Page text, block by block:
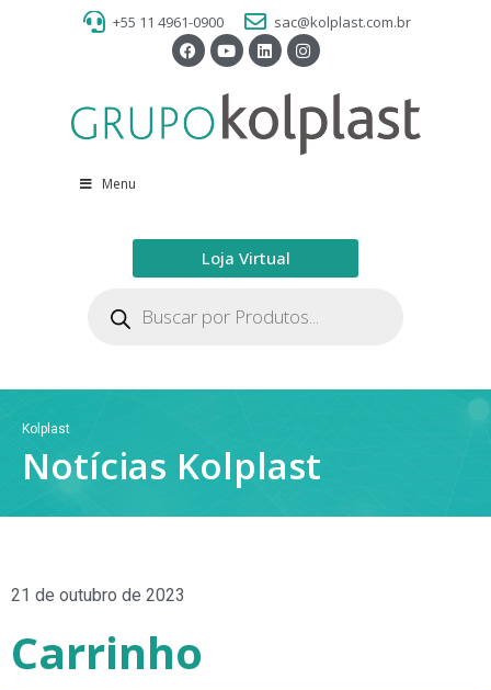
+55 11 4961-0900 sac@kolplast.com.br
Menu
Loja Virtual
Kolplast
Notícias Kolplast
21 de outubro de 2023
Carrinho